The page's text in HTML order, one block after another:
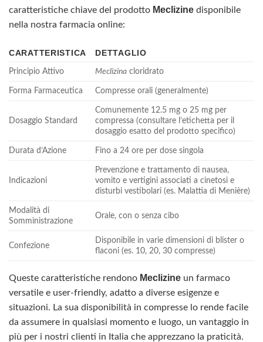
caratteristiche chiave del prodotto Meclizine disponibile
nella nostra farmacia online:
CARATTERISTICA DETTAGLIO
Principio Attivo Meclizina cloridrato
Forma Farmaceutica Compresse orali (generalmente)
Dosaggio Standard
Comunemente 12.5 mg o 25 mg per
compressa (consultare l’etichetta per il
dosaggio esatto del prodotto specifico)
Durata d’Azione Fino a 24 ore per dose singola
Indicazioni
Prevenzione e trattamento di nausea,
vomito e vertigini associati a cinetosi e
disturbi vestibolari (es. Malattia di Menière)
Modalità di
Somministrazione
Orale, con o senza cibo
Confezione
Disponibile in varie dimensioni di blister o
flaconi (es. 10, 20, 30 compresse)
Queste caratteristiche rendono Meclizine un farmaco
versatile e user-friendly, adatto a diverse esigenze e
situazioni. La sua disponibilità in compresse lo rende facile
da assumere in qualsiasi momento e luogo, un vantaggio in
più per i nostri clienti in Italia che apprezzano la praticità.